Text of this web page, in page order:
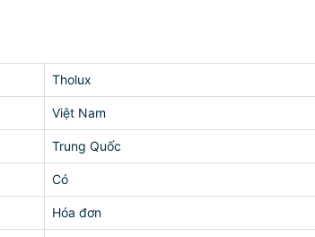
Tholux
Việt Nam
Trung Quốc
Có
Hóa đơn